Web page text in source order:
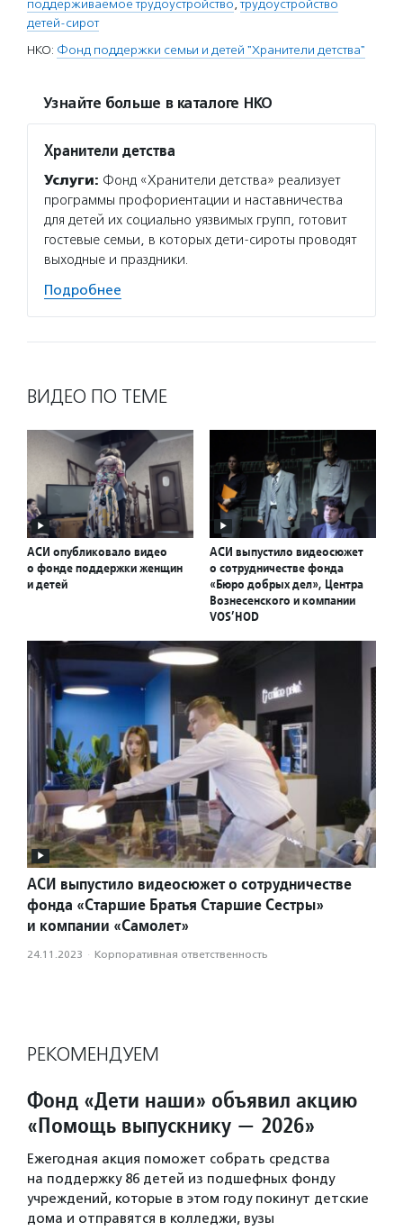
поддерживаемое трудоустройство,трудоустройство
детей-сирот
НКО: Фонд поддержки семьи и детей "Хранители детства"
Узнайте больше в каталоге НКО
Хранители детства
Услуги: Фонд «Хранители детства» реализует
программы профориентации и наставничества
для детей их социально уязвимых групп, готовит
гостевые семьи, в которых дети-сироты проводят
выходные и праздники.
Подробнее
ВИДЕО ПО ТЕМЕ
АСИ опубликовало видео
о фонде поддержки женщин
и детей
АСИ выпустило видеосюжет
о сотрудничестве фонда
«Бюро добрых дел», Центра
Вознесенского и компании
VOS’HOD
АСИ выпустило видеосюжет о сотрудничестве
фонда «Старшие Братья Старшие Сестры»
и компании «Самолет»
24.11.2023 · Корпоративная ответственность
РЕКОМЕНДУЕМ
Фонд «Дети наши» объявил акцию
«Помощь выпускнику — 2026»
Ежегодная акция поможет собрать средства
на поддержку 86 детей из подшефных фонду
учреждений, которые в этом году покинут детские
дома и отправятся в колледжи, вузы